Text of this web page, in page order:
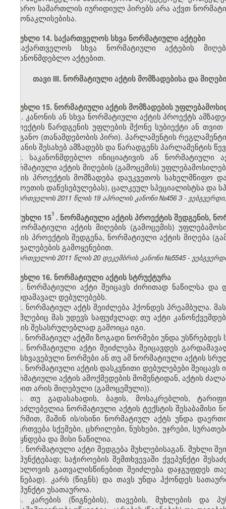
საჯარო სამართლის იურიდიულ პირებს არა აქვთ
გამონაკლისებისა.
მუხლი 14. საქართველოს სხვა ნორმატიული აქტები
საქართველოს სხვა ნორმატიული აქტების
საკანონმდებლო აქტებით.
თავი III. ნორმატიული აქტის მომზადებისა და
მუხლი 15. ნორმატიული აქტის მომზადების
1. კანონის ან სხვა ნორმატიული აქტის პროექტს
პროექტის წარდგენის უფლების მქონე სუბიექტი ან
ორგანო (თანამდებობის პირი). პარლამენტის
შეტანის შესახებ ამზადებს და წარადგენს
2. საკანონმდებლო ინიციატივის ან
ნორმატიული აქტის მიღების (გამოცემის)
აქტის პროექტის მომზადება დაუკვეთოს სახელმწიფო
უცხოეთის დაწესებულებას), ცალკეულ სპეციალისტსა და
საქართველოს 2011 წლის 19 აპრილის კანონი №456 3 -
მუხლი 151 . ნორმატიული აქტის პროექტის შედგენის,
ნორმატიული აქტის მიღების (გამოცემის)
აქტის პროექტის შედგენა, ნორმატიული აქტის მიღება
საშუალებების გამოყენებით.
საქართველოს 2011 წლის 20 დეკემბრის კანონი №5545 -
მუხლი 16. ნორმატიული აქტის სტრუქტურა
1. ნორმატიული აქტი შეიცავს ძირითად ნაწილსა
გარდამავალ დებულებებს.
2. ნორმატიულ აქტს შეიძლება ჰქონდეს პრეამბულა.
რომლებიც მას უდევს საფუძვლად; თუ აქტი
აქტის შესასრულებლად გამოიცა იგი.
3. ნორმატიულ აქტში ზოგადი ნორმები უნდა
4. ნორმატიული აქტი შეიძლება შეიცავდეს
განსხვავებული ნორმები ან თუ ამ ნორმატიული აქტის
5. ნორმატიული აქტის დასკვნითი დებულებები
ნორმატიული აქტის ამოქმედების მომენტიდან, აქტის
ვადით არის მიღებული (გამოცემული)).
6.თუ გადასახადის, ბაჟის, მოსაკრებლის,
შესაძლებელია ნორმატიული აქტის ტექსტის შესაბამისი
ფორმით, მაშინ ის/ისინი ნორმატიულ აქტს უნდა
დაერთვება სქემები, ცხრილები, ნუსხები, უჯრები,
ქვეყნდება და მისი ნაწილია.
7. ნორმატიული აქტი შედგება მუხლებისაგან. მუხლი
ქვეპუნქტებად; საჭიროების შემთხვევაში ქვეპუნქტი
სიახლოვის გათვალისწინებით შეიძლება დაჯგუფდეს
წიგნებად). კარს (წიგნს) და თავს უნდა ჰქონდეს
ქვეპუნქტი უსათაუროა.
8. კარების (წიგნების), თავების, მუხლების და